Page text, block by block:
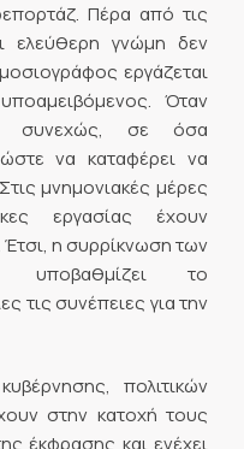
Πέρα από τις
ελεύθερη γνώμη δεν
εργάζεται
Όταν
συνεχώς, σε όσα
να καταφέρει να
μνημονιακές μέρες
εργασίας έχουν
η συρρίκνωση των
υποβαθμίζει το
τις συνέπειες για την
πολιτικών
στην κατοχή τους
έκφρασης και ενέχει